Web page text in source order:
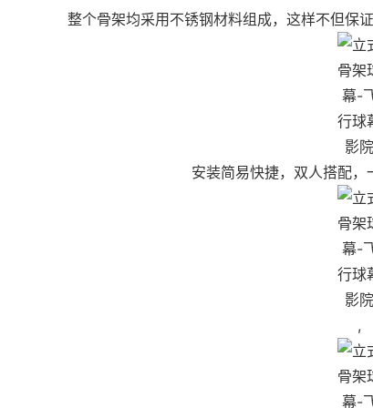
整个骨架均采用不锈钢材料组成，这样不但保
安装简易快捷，双人搭配
,